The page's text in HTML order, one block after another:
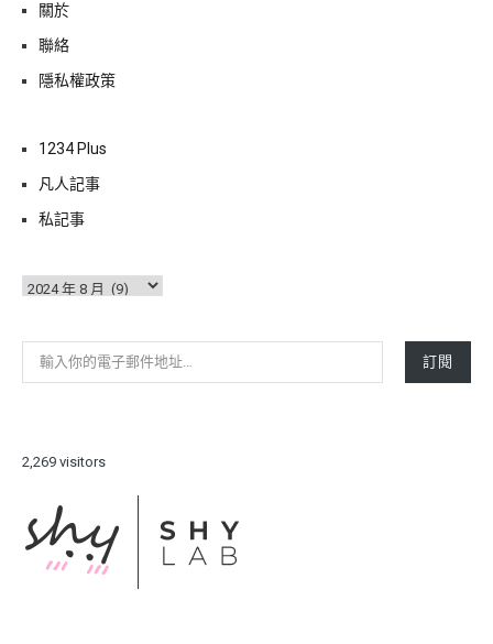
關於
聯絡
隱私權政策
1234 Plus
凡人記事
私記事
彙
輸入你的電子郵件地址…
訂閱
2,269 visitors